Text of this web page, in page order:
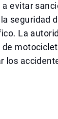
evitar
seguridad
La
los